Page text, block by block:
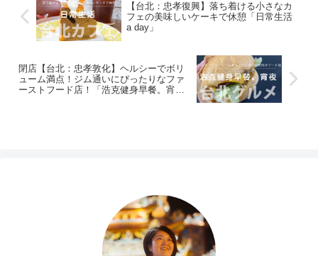
【台北：忠孝復興】落ち着ける小さなカ
フェの美味しいケーキで休憩「日常生活
a day」
閉店【台北：忠孝敦化】ヘルシーでボリ
ューム満点！ジム通いにぴったりなファ
ーストフード店！「浩克健身早餐。宵